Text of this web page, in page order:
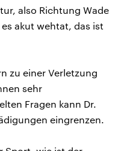
also Richtung Wade
akut wehtat, das ist
zu einer Verletzung
sehr
Fragen kann Dr.
eingrenzen.